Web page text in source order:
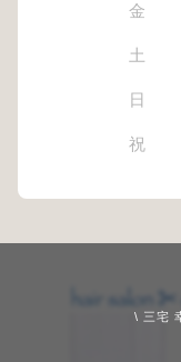
金
土
日
祝
\ 三宅